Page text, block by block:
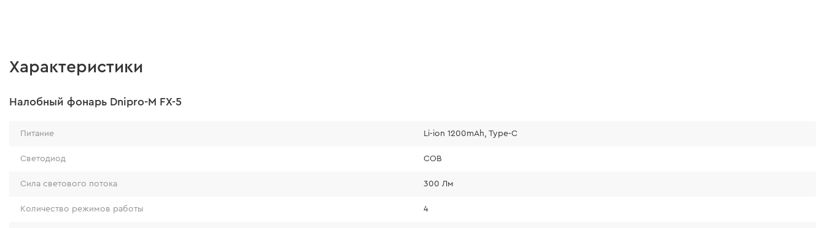
Характеристики
Налобный фонарь Dnipro-M FX-5
Питание Li-ion 1200mAh, Type-C
Светодиод COB
Сила светового потока 300 Лм
Количество режимов работы 4